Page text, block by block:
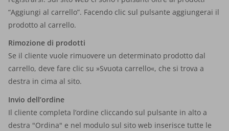
“Aggiungi al carrello”. Facendo clic sul pulsante aggiungerai il
prodotto al carrello.
Rimozione di prodotti
Se il cliente vuole rimuovere un determinato prodotto dal
carrello, deve fare clic su »Svuota carrello«, che si trova a
destra in cima al sito.
Invio dell’ordine
Il cliente completa l’ordine cliccando sul pulsante in alto a
destra "Ordina" e nel modulo sul sito web inserisce tutte le